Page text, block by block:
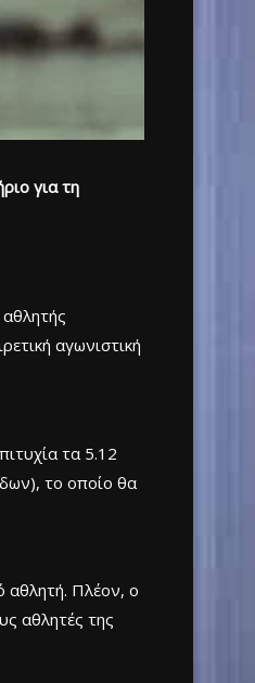
για τη
αγωνιστική
τα 5.12
το οποίο θα
αθλητή. Πλέον, ο
αθλητές της